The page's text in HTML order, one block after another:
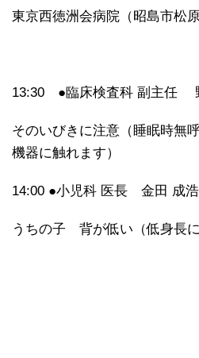
東京西徳洲会病院（昭島市松原
13:30 ●臨床検査科 副主任
そのいびきに注意（睡眠時無
機器に触れます）
14:00 ●小児科 医長 金田 成浩
うちの子 背が低い（低身長に